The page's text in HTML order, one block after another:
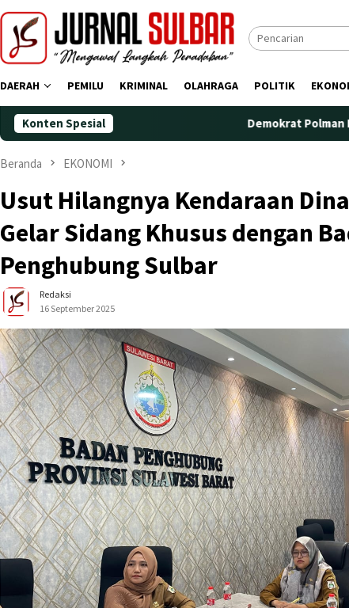
DAERAH PEMILU KRIMINAL OLAHRAGA POLITIK
Konten Spesial Demokrat Polman Peringati
Beranda EKONOMI
Usut Hilangnya Kendaraan
Gelar Sidang Khusus dengan
Penghubung Sulbar
Redaksi
16 September 2025